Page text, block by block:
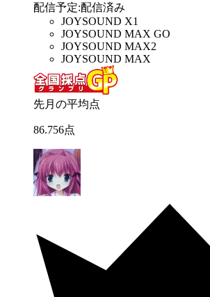
配信予定:配信済み
JOYSOUND X1
JOYSOUND MAX GO
JOYSOUND MAX2
JOYSOUND MAX
先月の平均点
86.756点